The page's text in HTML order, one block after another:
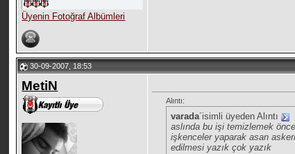
Üyenin Fotoğraf Albümleri
30-09-2007, 18:53
MetiN
Alıntı:
varada´isimli üyeden Alıntı
aslında bu işi temizlemek
işkenceler yaparak asan
edilmesi yazık çok yazık